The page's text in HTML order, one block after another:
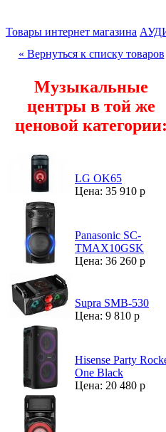
Товары интернет магазина
« Вернуться к списку товаров
Музыкальные
центры в той же
ценовой категории:
LG OK65
Цена: 35 910 р
Panasonic SC-
TMAX10GSK
Цена: 36 260 р
Supra SMB-530
Цена: 9 810 р
Hisense Party
One Black
Цена: 20 480 р